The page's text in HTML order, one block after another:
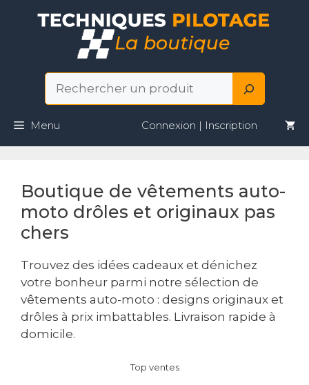
Rechercher
Menu Connexion | Inscription
Boutique de vêtements auto-
moto drôles et originaux pas
chers
Trouvez des idées cadeaux et dénichez
votre bonheur parmi notre sélection de
vêtements auto-moto : designs originaux et
drôles à prix imbattables. Livraison rapide à
domicile.
Top ventes